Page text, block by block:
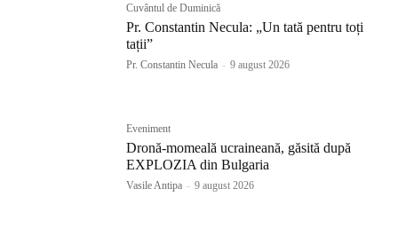
Cuvântul de Duminică
Pr. Constantin Necula: „Un tată pentru toți
tații”
Pr. Constantin Necula - 9 august 2026
Eveniment
Dronă-momeală ucraineană, găsită după
EXPLOZIA din Bulgaria
Vasile Antipa - 9 august 2026